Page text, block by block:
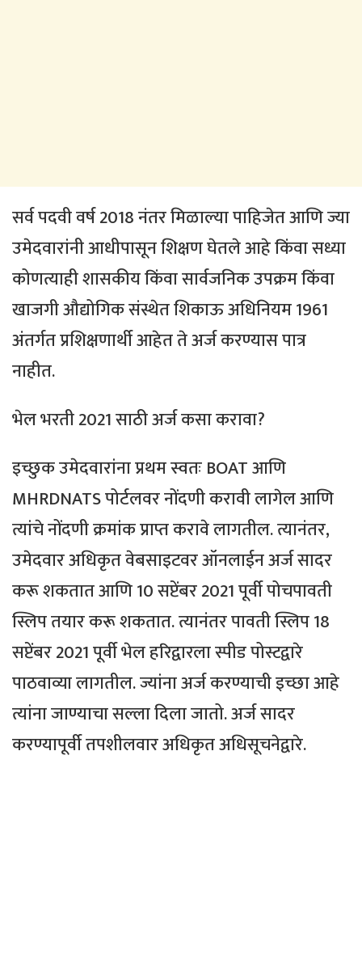
सर्व पदवी वर्ष 2018 नंतर मिळाल्या पाहिजेत आणि ज्या
उमेदवारांनी आधीपासून शिक्षण घेतले आहे किंवा सध्या
कोणत्याही शासकीय किंवा सार्वजनिक उपक्रम किंवा
खाजगी औद्योगिक संस्थेत शिकाऊ अधिनियम 1961
अंतर्गत प्रशिक्षणार्थी आहेत ते अर्ज करण्यास पात्र
नाहीत.
भेल भरती 2021 साठी अर्ज कसा करावा?
इच्छुक उमेदवारांना प्रथम स्वतः BOAT आणि
MHRDNATS पोर्टलवर नोंदणी करावी लागेल आणि
त्यांचे नोंदणी क्रमांक प्राप्त करावे लागतील. त्यानंतर,
उमेदवार अधिकृत वेबसाइटवर ऑनलाईन अर्ज सादर
करू शकतात आणि 10 सप्टेंबर 2021 पूर्वी पोचपावती
स्लिप तयार करू शकतात. त्यानंतर पावती स्लिप 18
सप्टेंबर 2021 पूर्वी भेल हरिद्वारला स्पीड पोस्टद्वारे
पाठवाव्या लागतील. ज्यांना अर्ज करण्याची इच्छा आहे
त्यांना जाण्याचा सल्ला दिला जातो. अर्ज सादर
करण्यापूर्वी तपशीलवार अधिकृत अधिसूचनेद्वारे.